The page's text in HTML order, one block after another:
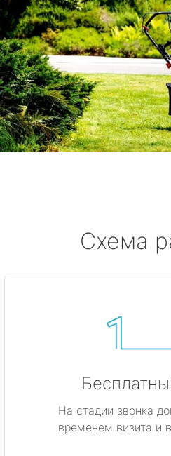
Схема
На стадии звонка
временем визита и